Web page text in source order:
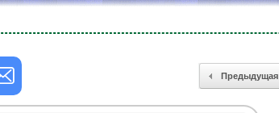
Предыдущая